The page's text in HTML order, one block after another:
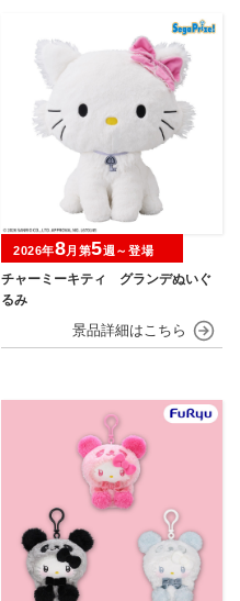
チャーミーキティ グランデぬいぐ
るみ
2026年8月第5週～登場